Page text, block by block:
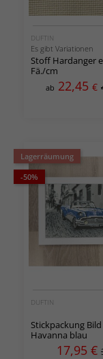
DUFTIN
Es gibt Variationen
Stoff Hardanger
Fä./cm
ab 22,45 €
Lagerräumung
-50%
DUFTIN
Stickpackung Bild
Havanna blau
17,95 €